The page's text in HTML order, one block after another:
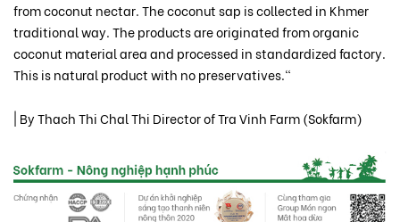
from coconut nectar. The coconut sap is collected in Khmer
traditional way. The products are originated from organic
coconut material area and processed in standardized factory.
This is natural product with no preservatives."
| By Thach Thi Chal Thi Director of Tra Vinh Farm (Sokfarm)